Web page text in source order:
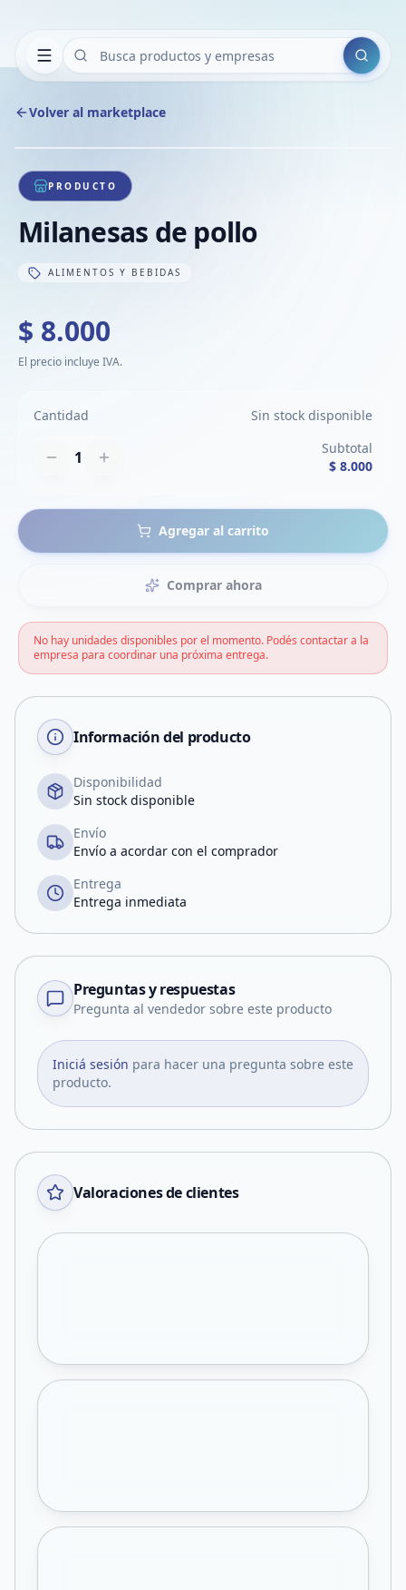
Buscar
Volver al marketplace
1/1
PRODUCTO
Milanesas de pollo
ALIMENTOS Y BEBIDAS
$ 8.000
El precio incluye IVA.
Cantidad Sin stock disponible
1
Subtotal
$ 8.000
Agregar al carrito
Comprar ahora
No hay unidades disponibles por el momento. Podés contactar a la
empresa para coordinar una próxima entrega.
Información del producto
Disponibilidad
Sin stock disponible
Envío
Envío a acordar con el comprador
Entrega
Entrega inmediata
Preguntas y respuestas
Pregunta al vendedor sobre este producto
Iniciá sesión para hacer una pregunta sobre este
producto.
Valoraciones de clientes